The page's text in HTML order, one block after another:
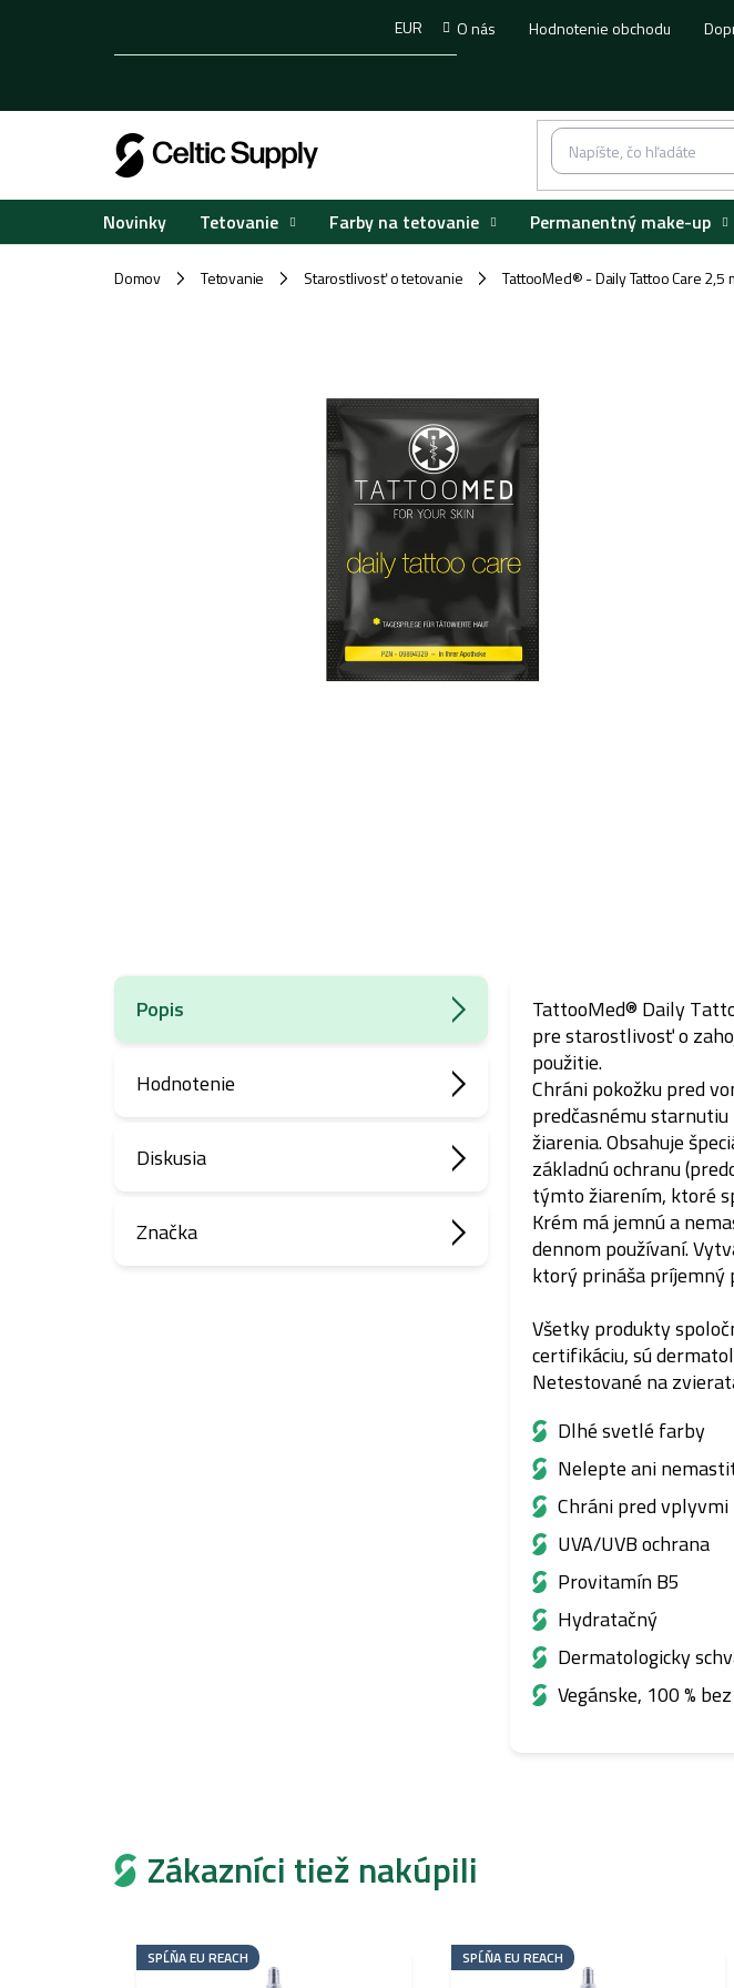
O nás Hodnotenie obchodu
EUR
Novinky Tetovanie Farby na tetovanie Permanentný make-up
Domov / Tetovanie / Starostlivosť o tetovanie / TattooMed® - Daily Tattoo Care 2,5
Popis
Hodnotenie
Diskusia
Značka
TattooMed® DailyT
pre starostlivosť o
použitie.
Chráni pokožku pred
predčasnému
žiarenia. Obsahuje
základnú ochranu
týmtožiarením, ktoré
Krém má jemnú a
dennompoužívaní.
ktorý prináša príjemný
Všetky produkty
certifikáciu, sú
Netestované na
Dlhé svetlé farby
Nelepte ani
Chráni pred
UVA/UVB ochrana
Provitamín B5
Hydratačný
Dermatologicky
Vegánske, 100 %
Zákazníci tiež nakúpili
SPĹŇA EU REACH SPĹŇA EU REACH